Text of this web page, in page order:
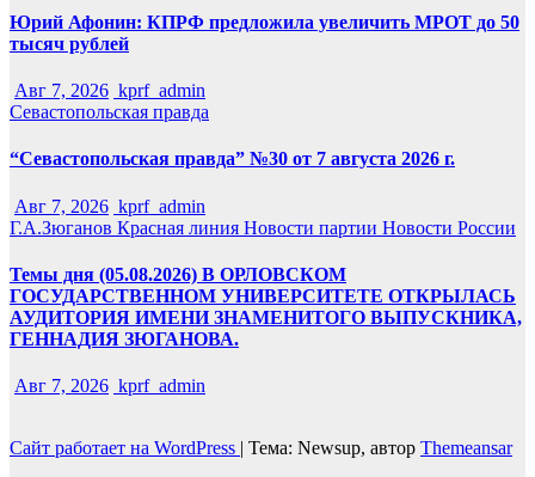
Юрий Афонин: КПРФ предложила увеличить МРОТ до 50
тысяч рублей
Авг 7, 2026 kprf_admin
Севастопольская правда
“Севастопольская правда” №30 от 7 августа 2026 г.
Авг 7, 2026 kprf_admin
Г.А.Зюганов Красная линия Новости партии Новости России
Темы дня (05.08.2026) В ОРЛОВСКОМ
ГОСУДАРСТВЕННОМ УНИВЕРСИТЕТЕ ОТКРЫЛАСЬ
АУДИТОРИЯ ИМЕНИ ЗНАМЕНИТОГО ВЫПУСКНИКА,
ГЕННАДИЯ ЗЮГАНОВА.
Авг 7, 2026 kprf_admin
Сайт работает на WordPress | Тема: Newsup, автор Themeansar